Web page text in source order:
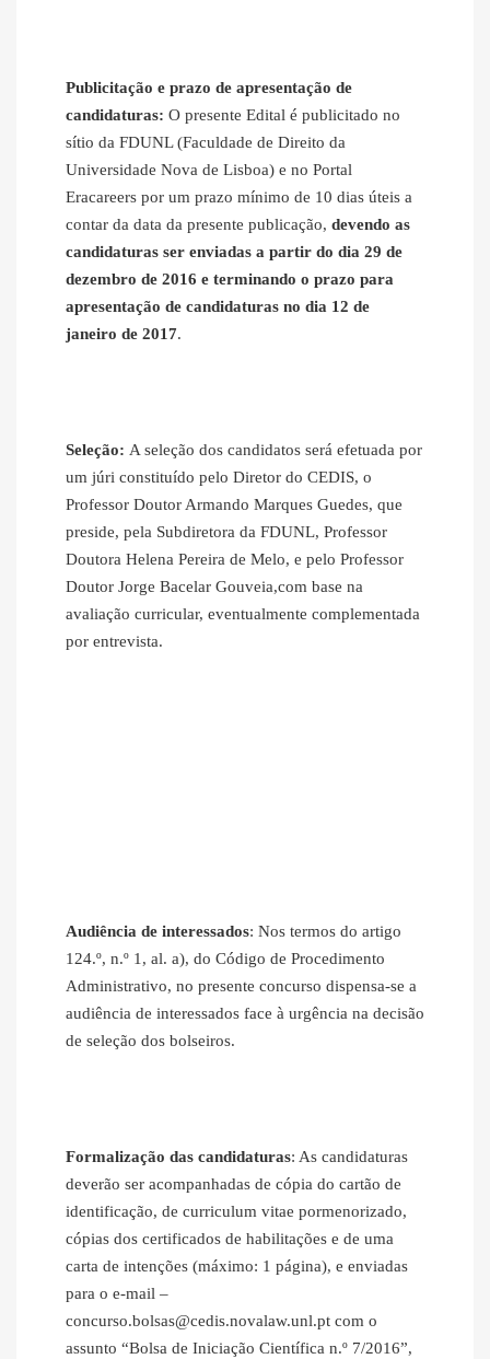
Publicitação e prazo de apresentação de
candidaturas: O presente Edital é publicitado no
sítio da FDUNL (Faculdade de Direito da
Universidade Nova de Lisboa) e no Portal
Eracareers por um prazo mínimo de 10 dias úteis a
contar da data da presente publicação, devendo as
candidaturas ser enviadas a partir do dia 29 de
dezembro de 2016 e terminando o prazo para
apresentação de candidaturas no dia 12 de
janeiro de 2017.
Seleção: A seleção dos candidatos será efetuada por
um júri constituído pelo Diretor do CEDIS, o
Professor Doutor Armando Marques Guedes, que
preside, pela Subdiretora da FDUNL, Professor
Doutora Helena Pereira de Melo, e pelo Professor
Doutor Jorge Bacelar Gouveia,com base na
avaliação curricular, eventualmente complementada
por entrevista.
Audiência de interessados: Nos termos do artigo
124.º, n.º 1, al. a), do Código de Procedimento
Administrativo, no presente concurso dispensa‐se a
audiência de interessados face à urgência na decisão
de seleção dos bolseiros.
Formalização das candidaturas: As candidaturas
deverão ser acompanhadas de cópia do cartão de
identificação, de curriculum vitae pormenorizado,
cópias dos certificados de habilitações e de uma
carta de intenções (máximo: 1 página), e enviadas
para o e‐mail –
concurso.bolsas@cedis.novalaw.unl.pt com o
assunto “Bolsa de Iniciação Científica n.º 7/2016”,